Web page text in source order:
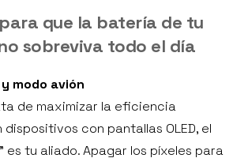
que la batería de tu
sobreviva todo el día
modo avión
de maximizar la eficiencia
con pantallas OLED, el
es tu aliado. Apagar los píxeles para